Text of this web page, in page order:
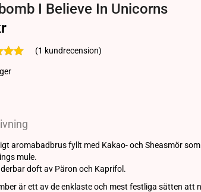
I Believe In Unicorns
(1 kundrecension)
aromabadbrus fyllt med Kakao- och Sheasmör
mule.
doft av Päron och Kaprifol.
är ett av de enklaste och mest festliga sätten att